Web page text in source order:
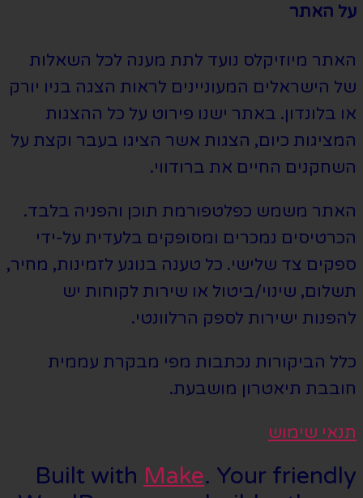
על האתר
האתר מיוזיקלס נועד לתת מענה לכל השאלות
של הישראלים המעוניינים לראות הצגה בניו יורק
או בלונדון. באתר ישנו פירוט על כל ההצגות
המציגות כיום, הצגות אשר הציגו בעבר וקצת על
השחקנים החיים את ברודווי.
האתר משמש כפלטפורמת תוכן והפניה בלבד.
הכרטיסים נמכרים ומסופקים בלעדית על-ידי
ספקים צד שלישי. כל טענה בנוגע לזמינות, מחיר,
תשלום, שינוי/ביטול או שירות לקוחות יש
להפנות ישירות לספק הרלוונטי.
כלל הביקורות נכתבות מפי מבקרת עממית
חובבת תיאטרון מושבעת.
תנאי שימוש
Built with Make. Your friendly